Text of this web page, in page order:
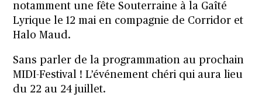
notamment unefête Souterraine à la Gaîté
Lyrique le 12 mai en compagnie de Corridor et
Halo Maud.
Sans parler de la programmation au prochain
MIDI-Festival ! L’événement chéri qui aura lieu
du 22 au 24 juillet.